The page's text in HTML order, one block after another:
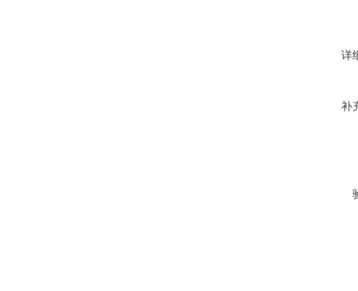
详
补